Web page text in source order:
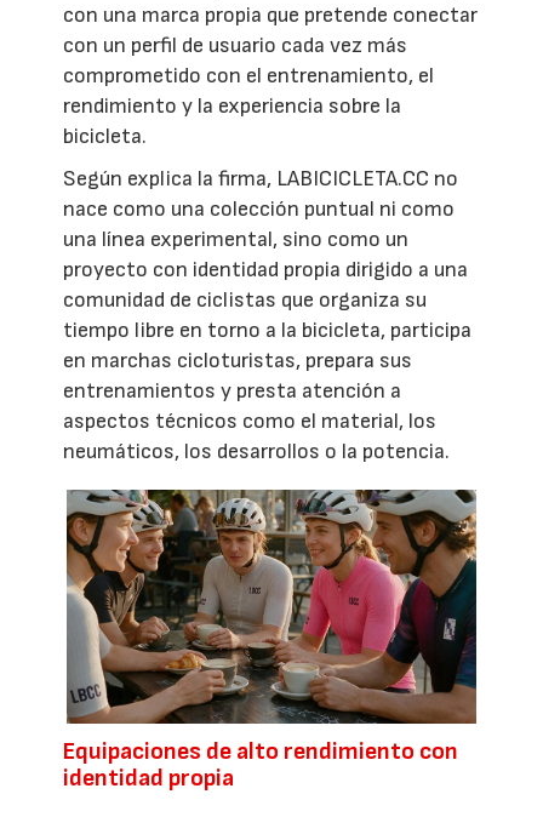
con una marca propia que pretende conectar
con un perfil de usuario cada vez más
comprometido con el entrenamiento, el
rendimiento y la experiencia sobre la
bicicleta.
Según explica la firma, LABICICLETA.CC no
nace como una colección puntual ni como
una línea experimental, sino como un
proyecto con identidad propia dirigido a una
comunidad de ciclistas que organiza su
tiempo libre en torno a la bicicleta, participa
en marchas cicloturistas, prepara sus
entrenamientos y presta atención a
aspectos técnicos como el material, los
neumáticos, los desarrollos o la potencia.
Equipaciones de alto rendimiento con
identidad propia